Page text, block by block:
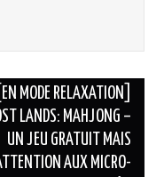
[EN MODE RELAXATION]
LANDS: MAHJONG –
UN JEU GRATUIT MAIS
AUX MICRO-